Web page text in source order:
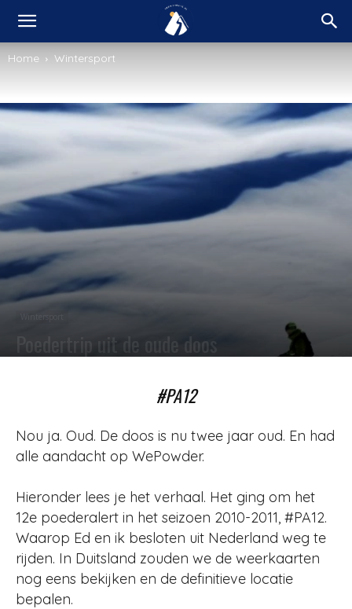
Home Wintersport
Poedertrip uit de oude doos
#PA12
Nou ja. Oud. De doos is nu twee jaar oud. En had
alle aandacht op WePowder.
Hieronder lees je het verhaal. Het ging om het
12e poederalert in het seizoen 2010-2011, #PA12.
Waarop Ed en ik besloten uit Nederland weg te
rijden. In Duitsland zouden we de weerkaarten
nog eens bekijken en de definitieve locatie
bepalen.